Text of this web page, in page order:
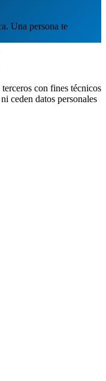
Una persona te
con fines técnicos
ceden datos personales